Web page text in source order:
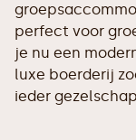
perfect voor
je nu een
luxe boerderij
ieder